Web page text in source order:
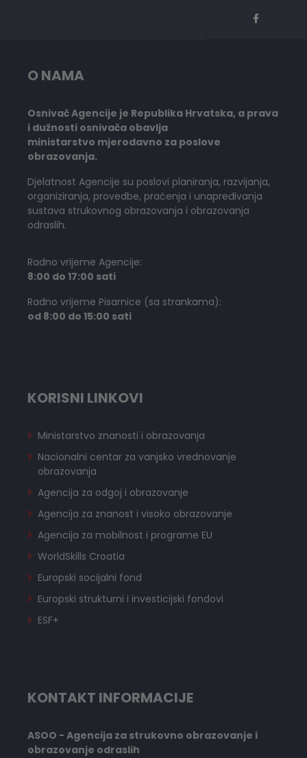
O NAMA
Osnivač Agencije je Republika Hrvatska, a prava
i dužnosti osnivača obavlja
ministarstvo mjerodavno za poslove
obrazovanja.
Djelatnost Agencije su poslovi planiranja, razvijanja,
organiziranja, provedbe, praćenja i unapređivanja
sustava strukovnog obrazovanja i obrazovanja
odraslih.
Radno vrijeme Agencije:
8:00 do 17:00 sati
Radno vrijeme Pisarnice (sa strankama):
od 8:00 do 15:00 sati
KORISNI LINKOVI
Ministarstvo znanosti i obrazovanja
Nacionalni centar za vanjsko vrednovanje
obrazovanja
Agencija za odgoj i obrazovanje
Agencija za znanost i visoko obrazovanje
Agencija za mobilnost i programe EU
WorldSkills Croatia
Europski socijalni fond
Europski strukturni i investicijski fondovi
ESF+
KONTAKT INFORMACIJE
ASOO - Agencija za strukovno obrazovanje i
obrazovanje odraslih